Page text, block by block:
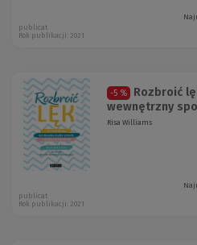
publicat
Rok publikacji: 2021
-5 %
Rozbroić
wewnętrzny
Risa Williams
publicat
Rok publikacji: 2021